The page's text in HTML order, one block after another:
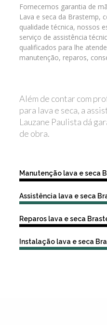
Fornecemos garantia de
Lava e seca da Brastemp,
qualidade técnica, nossos
serviço de assistência
qualificados para lhe
manutenção, reparos,
Além de contar com
para lava e seca, a
Lauzane Paulista dá
de obra.
Manutenção lava e seca
Assistência lava e seca
Reparos lava e seca
Instalação lava e seca